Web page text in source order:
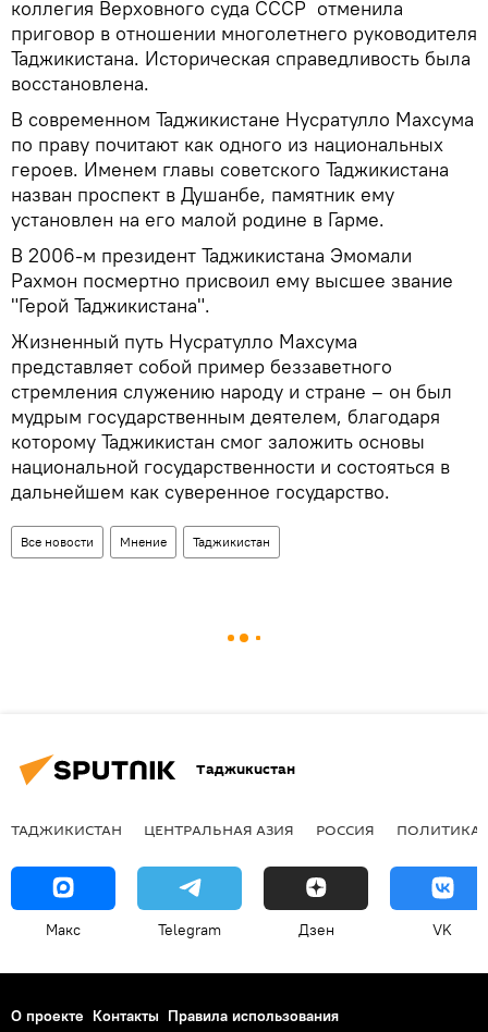
коллегия Верховного суда СССР отменила
приговор в отношении многолетнего руководителя
Таджикистана. Историческая справедливость была
восстановлена.
В современном Таджикистане Нусратулло Махсума
по праву почитают как одного из национальных
героев. Именем главы советского Таджикистана
назван проспект в Душанбе, памятник ему
установлен на его малой родине в Гарме.
В 2006-м президент Таджикистана Эмомали
Рахмон посмертно присвоил ему высшее звание
"Герой Таджикистана".
Жизненный путь Нусратулло Махсума
представляет собой пример беззаветного
стремления служению народу и стране – он был
мудрым государственным деятелем, благодаря
которому Таджикистан смог заложить основы
национальной государственности и состояться в
дальнейшем как суверенное государство.
Все новости Мнение Таджикистан
Таджикистан
ТАДЖИКИСТАН ЦЕНТРАЛЬНАЯ АЗИЯ РОССИЯ ПОЛИТИКА
Макс Telegram Дзен VK
О проекте Контакты Правила использования